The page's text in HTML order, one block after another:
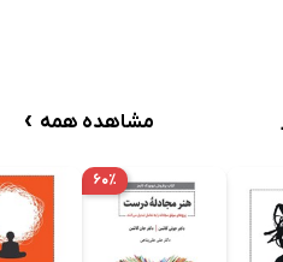
مشاهده همه ›
۶۰٪